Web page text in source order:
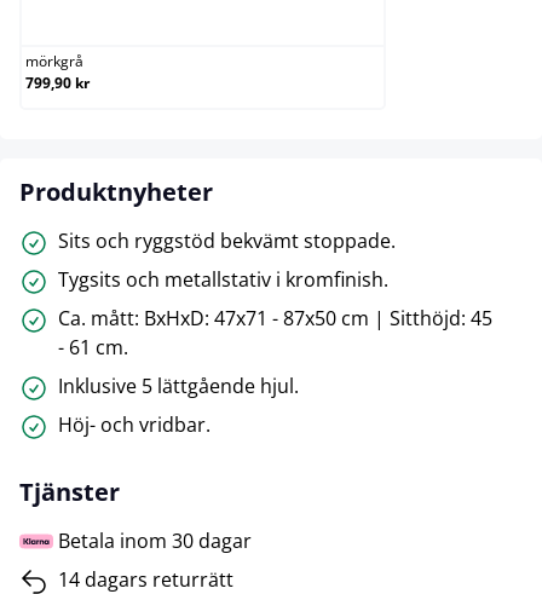
mörkgrå
799,90 kr
Produktnyheter
Sits och ryggstöd bekvämt stoppade.
Tygsits och metallstativ i kromfinish.
Ca. mått: BxHxD: 47x71 - 87x50 cm | Sitthöjd: 45
- 61 cm.
Inklusive 5 lättgående hjul.
Höj- och vridbar.
Tjänster
Betala inom 30 dagar
14 dagars returrätt